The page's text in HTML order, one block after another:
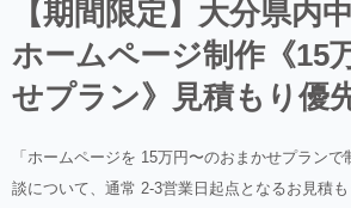
【期間限定】大分県内
ホームページ制作《15
せプラン》見積もり優
「ホームページを 15万円〜のおまかせプラン
談について、通常 2-3営業日起点となるお見積